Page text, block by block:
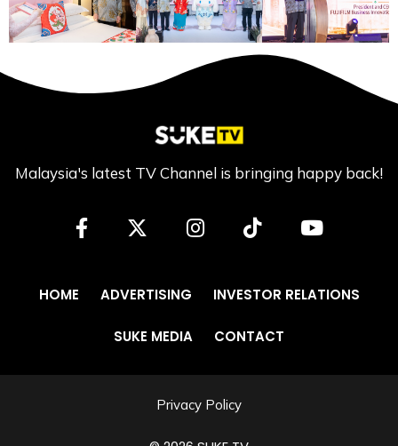
Malaysia's latest TV Channel is bringing happy back!
HOME ADVERTISING INVESTOR RELATIONS
SUKE MEDIA CONTACT
Privacy Policy